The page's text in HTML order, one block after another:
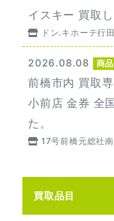
イスキー 買取し
ドン.キホーテ行
2026.08.08 商
前橋市内 買取
小前店 金券 全
た。
17号前橋元総社
買取品目